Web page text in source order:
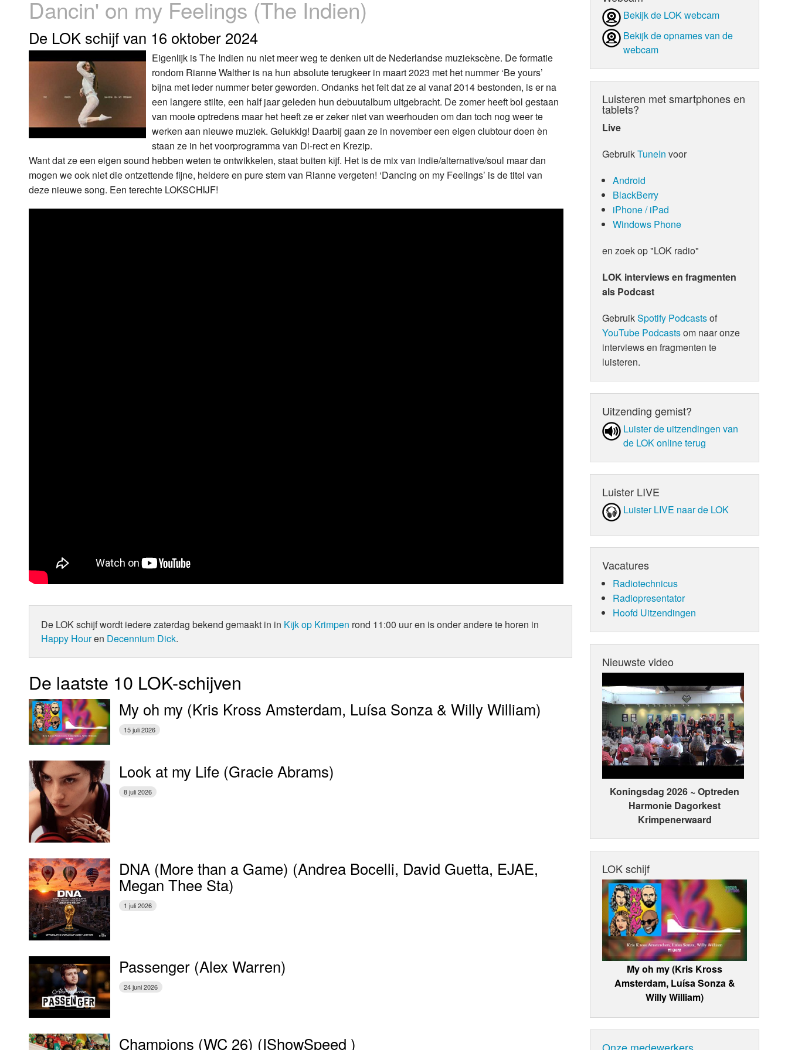
Donderdag
Vrijdag
Zaterdag
Zondag
Luister LOK Live
LOK schijf
Oude LOK programma's
Over Krimpen a/d IJssel
Dancin' on my Feelings (The Indien)
De LOK schijf van 16 oktober 2024
Eigenlijk is The Indien nu niet meer weg te denken uit de Nederlandse muziekscène. De formatie
rondom Rianne Walther is na hun absolute terugkeer in maart 2023 met het nummer ‘Be yours’
bijna met ieder nummer beter geworden. Ondanks het feit dat ze al vanaf 2014 bestonden, is er na
een langere stilte, een half jaar geleden hun debuutalbum uitgebracht. De zomer heeft bol gestaan
van mooie optredens maar het heeft ze er zeker niet van weerhouden om dan toch nog weer te
werken aan nieuwe muziek. Gelukkig! Daarbij gaan ze in november een eigen clubtour doen èn
staan ze in het voorprogramma van Di-rect en Krezip.
Want dat ze een eigen sound hebben weten te ontwikkelen, staat buiten kijf. Het is de mix van indie/alternative/soul maar dan
mogen we ook niet die ontzettende fijne, heldere en pure stem van Rianne vergeten! ‘Dancing on my Feelings’ is de titel van
deze nieuwe song. Een terechte LOKSCHIJF!
De LOK schijf wordt iedere zaterdag bekend gemaakt in in Kijk op Krimpen rond 11:00 uur en is onder andere te horen in
Happy Houren Decennium Dick.
De laatste 10 LOK-schijven
My oh my (Kris Kross Amsterdam, Luísa Sonza & Willy William)
15 juli 2026
Look at my Life (Gracie Abrams)
8 juli 2026
DNA (More than a Game) (Andrea Bocelli, David Guetta, EJAE,
Megan Thee Sta)
1 juli 2026
Passenger (Alex Warren)
24 juni 2026
Champions (WC 26) (IShowSpeed )
Bekijk de LOK webcam
Bekijk de opnames van de
webcam
Luisteren met smartphones en
tablets?
Live
GebruikTuneIn voor
Android
BlackBerry
iPhone / iPad
Windows Phone
en zoek op "LOK radio"
LOK interviews en fragmenten
als Podcast
GebruikSpotify Podcastsof
YouTube Podcastsom naar onze
interviews en fragmenten te
luisteren.
Uitzending gemist?
Luister de uit­zen­din­gen van
de LOK online terug
Luister LIVE
Luister LIVE naar de LOK
Vacatures
Radiotechnicus
Radiopresentator
Hoofd Uitzendingen
Nieuwste video
Koningsdag 2026 ~ Optreden
Harmonie Dagorkest
Krimpenerwaard
LOK schijf
My oh my (Kris Kross
Amsterdam, Luísa Sonza &
Willy William)
Onze medewerkers